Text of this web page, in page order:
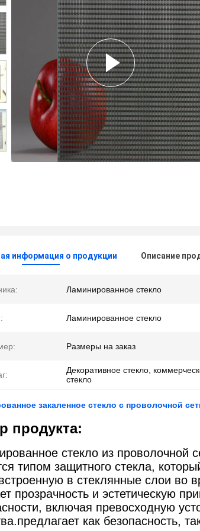
информация о продукции Описание
Ламинированное стекло
Ламинированное стекло
Размеры на заказ
Декоративное стекло,
стекло
закаленное стекло с проволочной
продукта:
стекло из проволочной
типом защитного стекла,
в стеклянные слои во
прозрачность и эстетическую
включая превосходную
как безопасность,